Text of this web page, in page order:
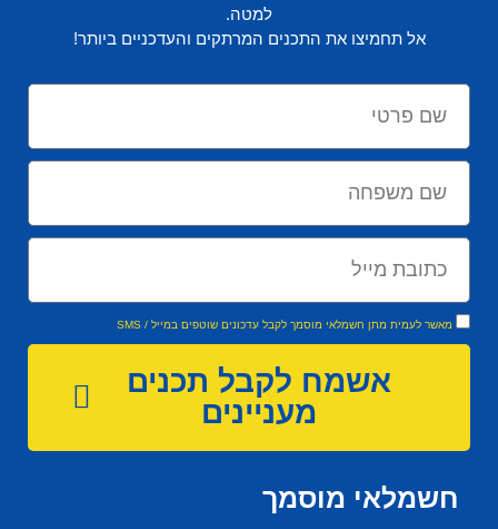
למטה.
אל תחמיצו את התכנים המרתקים והעדכניים ביותר!
מאשר לעמית מתן חשמלאי מוסמך לקבל עדכונים שוטפים במייל / SMS
אשמח לקבל תכנים
מעניינים
חשמלאי מוסמך